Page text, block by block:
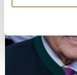
erfassen,
bestimmten
Erfahren Sie
verarbeitet